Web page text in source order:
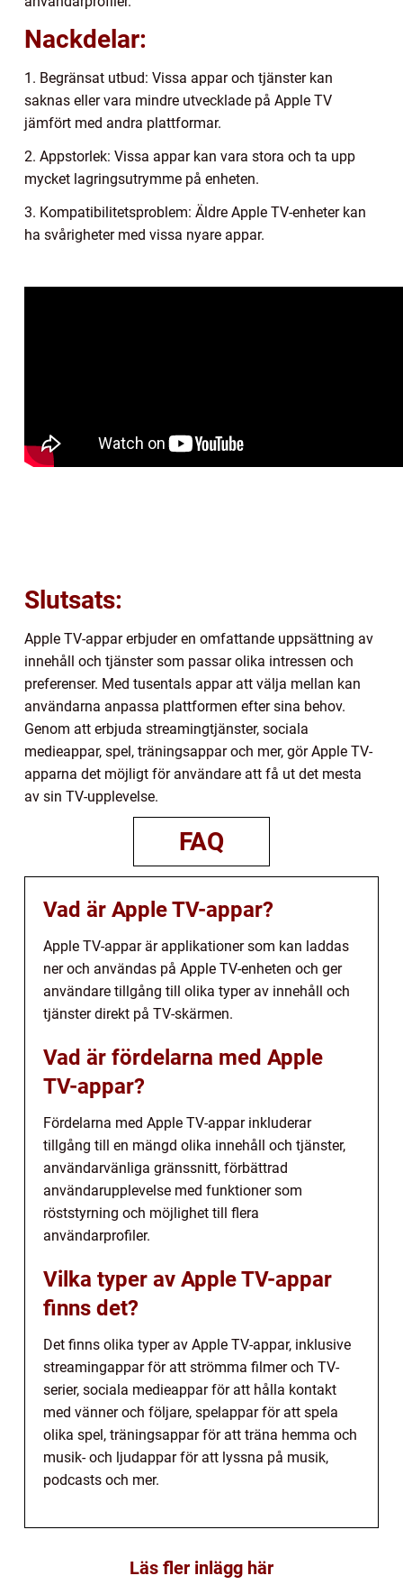
Nackdelar:
1. Begränsat utbud: Vissa appar och tjänster kan
saknas eller vara mindre utvecklade på Apple TV
jämfört med andra plattformar.
2. Appstorlek: Vissa appar kan vara stora och ta upp
mycket lagringsutrymme på enheten.
3. Kompatibilitetsproblem: Äldre Apple TV-enheter kan
ha svårigheter med vissa nyare appar.
Slutsats:
Apple TV-appar erbjuder en omfattande uppsättning av
innehåll och tjänster som passar olika intressen och
preferenser. Med tusentals appar att välja mellan kan
användarna anpassa plattformen efter sina behov.
Genom att erbjuda streamingtjänster, sociala
medieappar, spel, träningsappar och mer, gör Apple TV-
apparna det möjligt för användare att få ut det mesta
av sin TV-upplevelse.
FAQ
Vad är Apple TV-appar?
Apple TV-appar är applikationer som kan laddas
ner och användas på Apple TV-enheten och ger
användare tillgång till olika typer av innehåll och
tjänster direkt på TV-skärmen.
Vad är fördelarna med Apple
TV-appar?
Fördelarna med Apple TV-appar inkluderar
tillgång till en mängd olika innehåll och tjänster,
användarvänliga gränssnitt, förbättrad
användarupplevelse med funktioner som
röststyrning och möjlighet till flera
användarprofiler.
Vilka typer av Apple TV-appar
finns det?
Det finns olika typer av Apple TV-appar, inklusive
streamingappar för att strömma filmer och TV-
serier, sociala medieappar för att hålla kontakt
med vänner och följare, spelappar för att spela
olika spel, träningsappar för att träna hemma och
musik- och ljudappar för att lyssna på musik,
podcasts och mer.
Läs fler inlägg här